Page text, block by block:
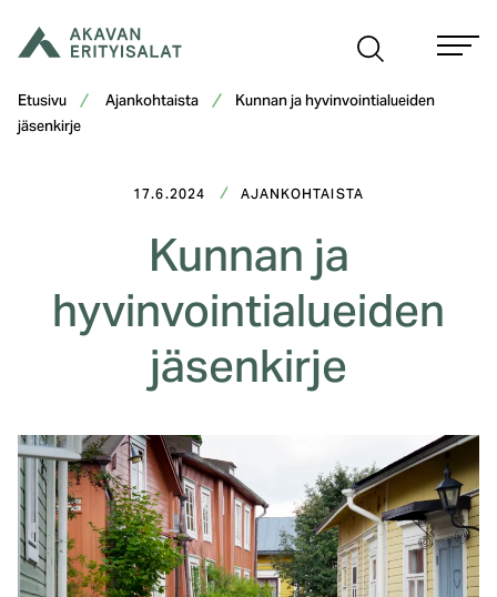
sisältöön
Etusivu Ajankohtaista
Kunnan ja hyvinvointialueiden
jäsenkirje
17.6.2024 AJANKOHTAISTA
Kunnan ja
hyvinvointialueiden
jäsenkirje